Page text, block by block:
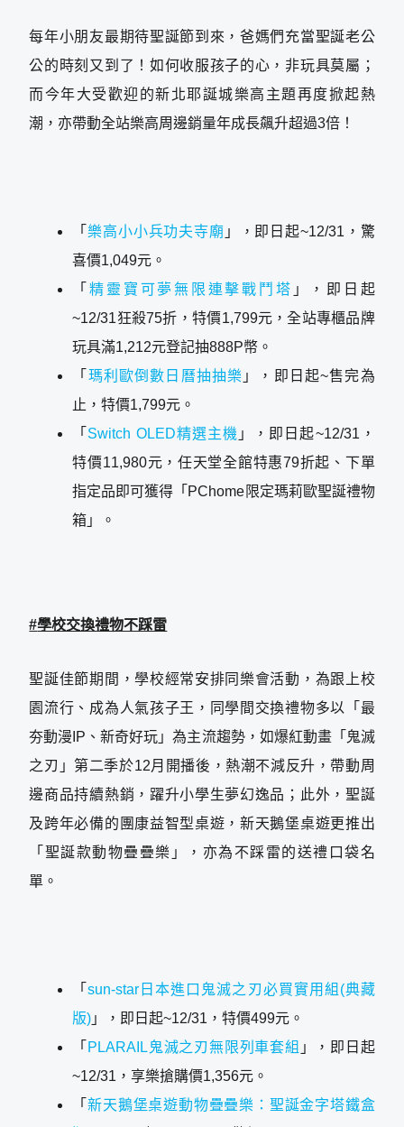
每年小朋友最期待聖誕節到來，爸媽們充當聖誕老公
公的時刻又到了！如何收服孩子的心，非玩具莫屬；
而今年大受歡迎的新北耶誕城樂高主題再度掀起熱
潮，亦帶動全站樂高周邊銷量年成長飆升超過3倍！
「樂高小小兵功夫寺廟 」，即日起~12/31，驚
喜價1,049元。
「精靈寶可夢無限連擊戰鬥塔 」，即日起
~12/31狂殺75折，特價1,799元，全站專櫃品牌
玩具滿1,212元登記抽888P幣。
「 瑪利歐倒數日曆抽抽樂 」，即日起~售完為
止，特價1,799元。
「 Switch OLED精選主機 」，即日起~12/31，
特價11,980元，任天堂全館特惠79折起、下單
指定品即可獲得「PChome限定瑪莉歐聖誕禮物
箱」。
#學校交換禮物不踩雷
聖誕佳節期間，學校經常安排同樂會活動，為跟上校
園流行、成為人氣孩子王，同學間交換禮物多以「最
夯動漫IP、新奇好玩」為主流趨勢，如爆紅動畫「鬼滅
之刃」第二季於12月開播後，熱潮不減反升，帶動周
邊商品持續熱銷，躍升小學生夢幻逸品；此外，聖誕
及跨年必備的團康益智型桌遊，新天鵝堡桌遊更推出
「聖誕款動物疊疊樂」，亦為不踩雷的送禮口袋名
單。
「sun-star日本進口鬼滅之刃必買實用組(典藏
版) 」，即日起~12/31，特價499元。
「 PLARAIL鬼滅之刃無限列車套組 」，即日起
~12/31，享樂搶購價1,356元。
「新天鵝堡桌遊動物疊疊樂：聖誕金字塔鐵盒